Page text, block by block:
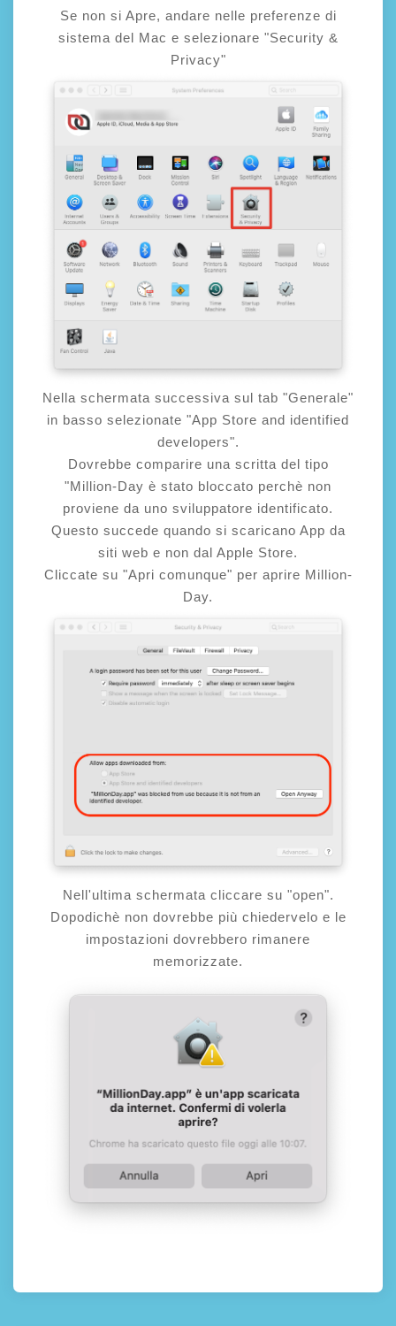
Se non si Apre, andare nelle preferenze di
sistema del Mac e selezionare "Security &
Privacy"
Nella schermata successiva sul tab "Generale"
in basso selezionate "App Store and identified
developers".
Dovrebbe comparire una scritta del tipo
"Million-Day è stato bloccato perchè non
proviene da uno sviluppatore identificato.
Questo succede quando si scaricano App da
siti web e non dal Apple Store.
Cliccate su "Apri comunque" per aprire Million-
Day.
Nell'ultima schermata cliccare su "open".
Dopodichè non dovrebbe più chiedervelo e le
impostazioni dovrebbero rimanere
memorizzate.